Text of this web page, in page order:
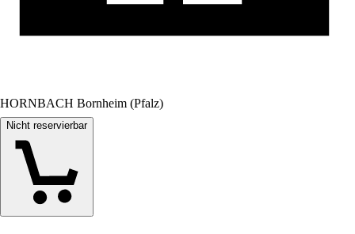
HORNBACH Bornheim (Pfalz)
Nicht reservierbar